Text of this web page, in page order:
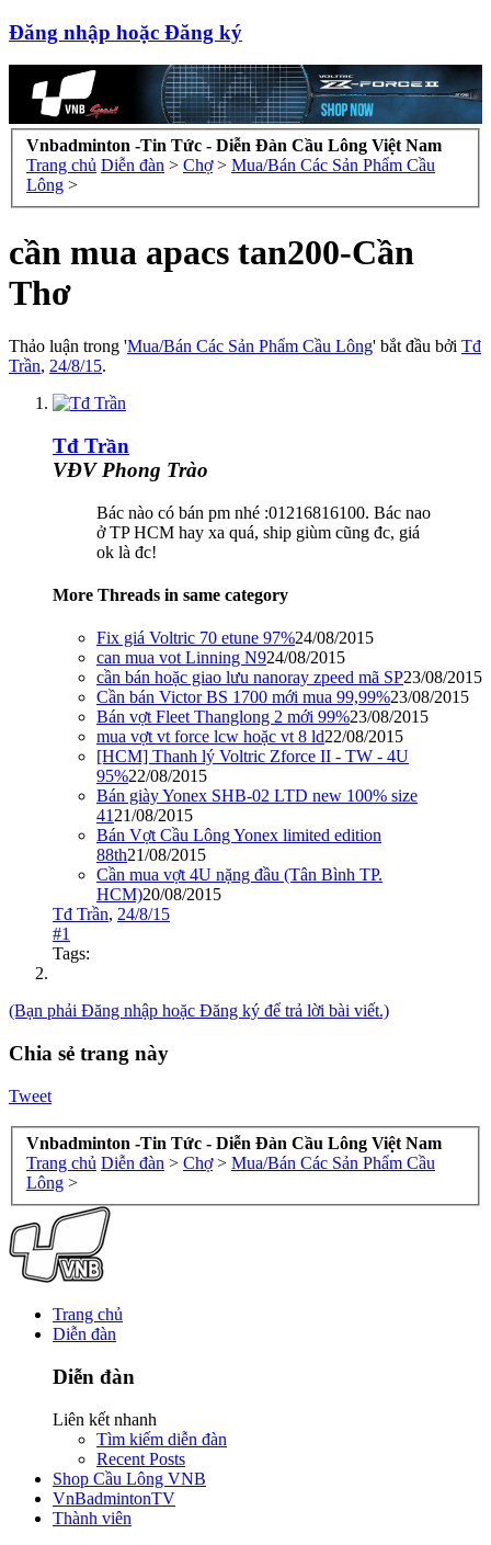
Đăng nhập hoặc Đăng ký
Vnbadminton -Tin Tức - Diễn Đàn Cầu Lông Việt Nam
Trang chủ Diễn đàn > Chợ > Mua/Bán Các Sản Phẩm Cầu
Lông >
cần mua apacs tan200-Cần
Thơ
Thảo luận trong 'Mua/Bán Các Sản Phẩm Cầu Lông' bắt đầu bởi Tđ
Trần, 24/8/15.
Tđ Trần
VĐV Phong Trào
Bác nào có bán pm nhé :01216816100. Bác nao
ở TP HCM hay xa quá, ship giùm cũng đc, giá
ok là đc!
More Threads in same category
Fix giá Voltric 70 etune 97%24/08/2015
can mua vot Linning N924/08/2015
cần bán hoặc giao lưu nanoray zpeed mã SP23/08/2015
Cần bán Victor BS 1700 mới mua 99,99%23/08/2015
Bán vợt Fleet Thanglong 2 mới 99%23/08/2015
mua vợt vt force lcw hoặc vt 8 ld22/08/2015
[HCM] Thanh lý Voltric Zforce II - TW - 4U
95%22/08/2015
Bán giày Yonex SHB-02 LTD new 100% size
41 21/08/2015
Bán Vợt Cầu Lông Yonex limited edition
88th21/08/2015
Cần mua vợt 4U nặng đầu (Tân Bình TP.
HCM)20/08/2015
Tđ Trần, 24/8/15
#1
Tags:
(Bạn phải Đăng nhập hoặc Đăng ký để trả lời bài viết.)
Chia sẻ trang này
Tweet
Vnbadminton -Tin Tức - Diễn Đàn Cầu Lông Việt Nam
Trang chủ Diễn đàn > Chợ > Mua/Bán Các Sản Phẩm Cầu
Lông >
Trang chủ
Diễn đàn
Diễn đàn
Liên kết nhanh
Tìm kiếm diễn đàn
Recent Posts
Shop Cầu Lông VNB
VnBadmintonTV
Thành viên